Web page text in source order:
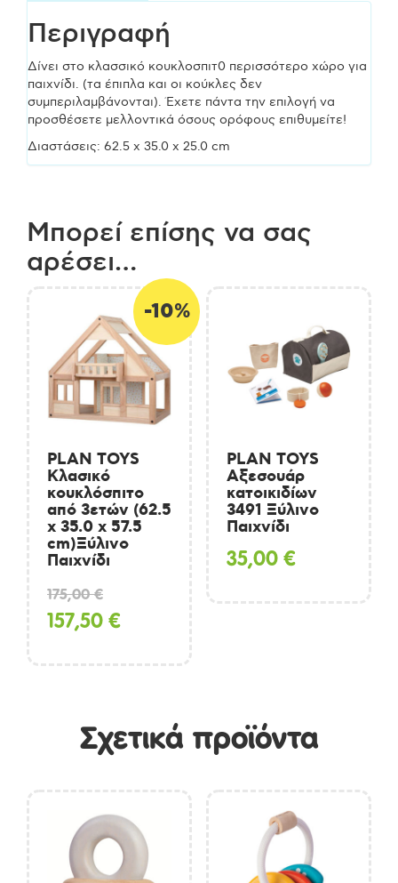
3ετών
(62.5
x
35.0
57.5
Ξύλινο
Παιχνίδι
ποσότητα
Περιγραφή
Δίνει στο κλασσικό κουκλοσπιτ0 περισσότερο χώρο για
παιχνίδι. (τα έπιπλα και οι κούκλες δεν
συμπεριλαμβάνονται). Έχετε πάντα την επιλογή να
προσθέσετε μελλοντικά όσους ορόφους επιθυμείτε!
Διαστάσεις: 62.5 x 35.0 x 25.0 cm
Μπορεί επίσης να σας
αρέσει…
-10%
PLAN TOYS
Κλασικό
κουκλόσπιτο
από 3ετών (62.5
x 35.0 x 57.5
cm)Ξύλινο
Παιχνίδι
175,00€
price
157,50€
157,50 €.
PLAN TOYS
Αξεσουάρ
κατοικιδίων
3491 Ξύλινο
Παιχνίδι
35,00€
Σχετικά προϊόντα